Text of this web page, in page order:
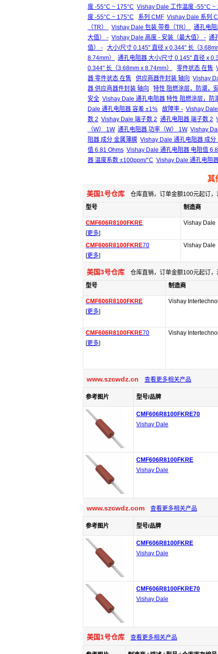
度 -55°C ~ 175°C Vishay Dale 工作温度 -55°C ~
度 -55°C ~ 175°C
系列 CMF Vishay Dale 系列
（TR）
Vishay Dale 包装 带卷（TR）
通孔电
大值） - Vishay Dale 高度 - 安装（最大值） - 通
值） -
大小/尺寸 0.145" 直径 x 0.344" 长（
8.74mm）
通孔电阻器 大小/尺寸 0.145" 直径 x
0.344" 长（3.68mm x 8.74mm）
零件状态 在售
器 零件状态 在售
供应商器件封装 轴向 Vishay
器 供应商器件封装 轴向
特性 阻燃涂层，防潮，
安全 Vishay Dale 通孔电阻器 特性 阻燃涂层，防
Dale 通孔电阻器 容差 ±1%
故障率 - Vishay
数 2 Vishay Dale 端子数 2 通孔电阻器 端子数 2
（W） 1W 通孔电阻器 功率（W） 1W Vishay
阻器 成分 金属薄膜 Vishay Dale 通孔电阻器 成分
值 6.81 Ohms Vishay Dale 通孔电阻器 电阻值
器 温度系数 ±100ppm/°C Vishay Dale 通孔电阻
其
美国1号仓库 仓库直销，订单金额100元起订，
型号
制造商
CMF606R8100FKRE
[更多]
Vishay Dale
CMF606R8100FKRE70
[更多]
Vishay Dale
美国3号仓库 仓库直销，订单金额100元起订，
型号
制造商
CMF606R8100FKRE
[更多]
Vishay
CMF606R8100FKRE70
[更多]
Vishay
www.szcwdz.cn 查看更多相关产品
参考图片 型号/品牌
CMF606R8100FKRE70
Vishay Dale
CMF606R8100FKRE
Vishay Dale
www.szcwdz.com 查看更多相关产品
参考图片 型号/品牌
CMF606R8100FKRE
Vishay Dale
CMF606R8100FKRE70
Vishay Dale
美国1号仓库 查看更多相关产品